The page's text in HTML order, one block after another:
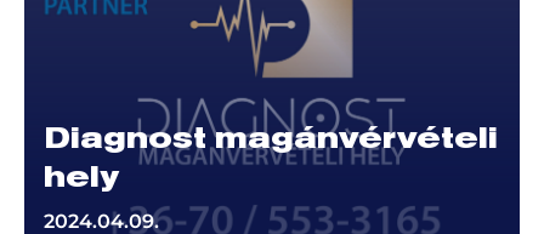
Diagnost magánvérvételi
hely
2024.04.09.